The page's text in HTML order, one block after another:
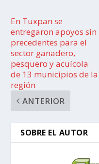
En Tuxpan se
entregaron apoyos sin
precedentes para el
sector ganadero,
pesquero y acuícola
de 13 municipios de la
región
ANTERIOR
SOBRE EL AUTOR